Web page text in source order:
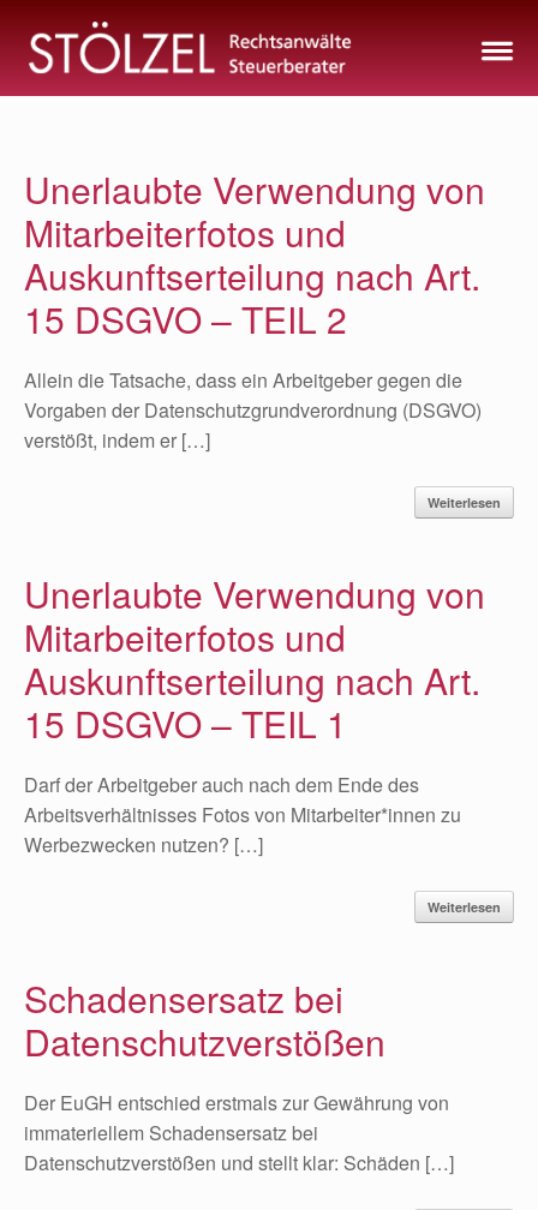
Inhalt
springen
Unerlaubte Verwendung von
Mitarbeiterfotos und
Auskunftserteilung nach Art.
15 DSGVO – TEIL 2
Allein die Tatsache, dass ein Arbeitgeber gegen die
Vorgaben der Datenschutzgrundverordnung (DSGVO)
verstößt, indem er […]
Weiterlesen
Unerlaubte Verwendung von
Mitarbeiterfotos und
Auskunftserteilung nach Art.
15 DSGVO – TEIL 1
Darf der Arbeitgeber auch nach dem Ende des
Arbeitsverhältnisses Fotos von Mitarbeiter*innen zu
Werbezwecken nutzen? […]
Weiterlesen
Schadensersatz bei
Datenschutzverstößen
Der EuGH entschied erstmals zur Gewährung von
immateriellem Schadensersatz bei
Datenschutzverstößen und stellt klar: Schäden […]